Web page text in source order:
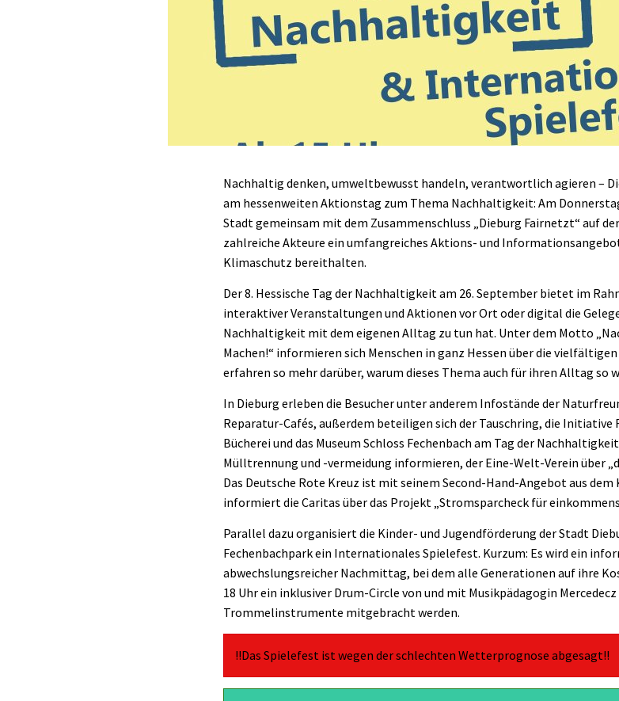
Nachhaltig denken, umweltbewusst handeln, verantwortlich agieren –
am hessenweiten Aktionstag zum Thema Nachhaltigkeit: Am
Stadt gemeinsam mit dem Zusammenschluss „Dieburg Fairnetzt“ auf
zahlreiche Akteure ein umfangreiches Aktions- und
Klimaschutz bereithalten.
Der 8. Hessische Tag der Nachhaltigkeit am 26. September bietet im
interaktiver Veranstaltungen und Aktionen vor Ort oder digital die
Nachhaltigkeit mit dem eigenen Alltag zu tun hat. Unter dem Motto
Machen!“ informieren sich Menschen in ganz Hessen über die
erfahren so mehr darüber, warum dieses Thema auch für ihren Alltag so
In Dieburg erleben die Besucher unter anderem Infostände der
Reparatur-Cafés, außerdem beteiligen sich der Tauschring, die
Bücherei und das Museum Schloss Fechenbach am Tag der
Mülltrennung und -vermeidung informieren, der Eine-Welt-Verein über
Das Deutsche Rote Kreuz ist mit seinem Second-Hand-Angebot aus
informiert die Caritas über das Projekt „Stromsparcheck für
Parallel dazu organisiert die Kinder- und Jugendförderung der Stadt
Fechenbachpark ein Internationales Spielefest. Kurzum: Es wird ein
abwechslungsreicher Nachmittag, bei dem alle Generationen auf ihre
18 Uhr ein inklusiver Drum-Circle von und mit Musikpädagogin
Trommelinstrumente mitgebracht werden.
!!Das Spielefest ist wegen der schlechten Wetterprognose abgesagt!!